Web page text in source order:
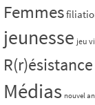
Femmes
jeunesse jeu
R(r)ésistance
Médias nouvel an